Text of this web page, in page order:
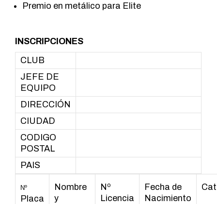
Premio en metálico para Elite
INSCRIPCIONES
CLUB
JEFE DE
EQUIPO
DIRECCIÓN
CIUDAD
CODIGO
POSTAL
PAIS
Nº
Placa
Nombre
y
Nº
Licencia
Fecha de
Nacimiento